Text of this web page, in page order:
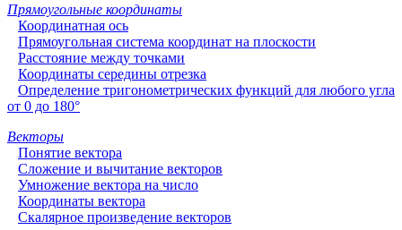
Прямоугольные координаты
Координатная ось
Прямоугольная система координат на плоскости
Расстояние между точками
Координаты середины отрезка
Определение тригонометрических функций для любого угла
от 0 до 180°
Векторы
Понятие вектора
Сложение и вычитание векторов
Умножение вектора на число
Координаты вектора
Скалярное произведение векторов